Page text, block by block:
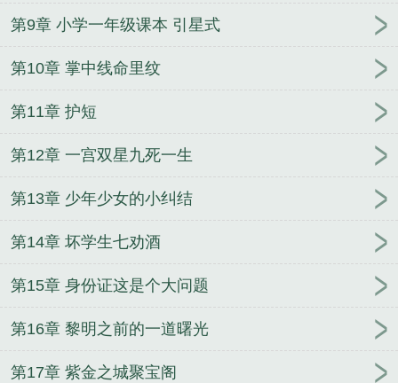
第9章 小学一年级课本 引星式
第10章 掌中线命里纹
第11章 护短
第12章 一宫双星九死一生
第13章 少年少女的小纠结
第14章 坏学生七劝酒
第15章 身份证这是个大问题
第16章 黎明之前的一道曙光
第17章 紫金之城聚宝阁